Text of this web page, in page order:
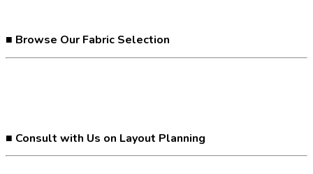
■ Browse Our Fabric Selection
■ Consult with Us on Layout Planning